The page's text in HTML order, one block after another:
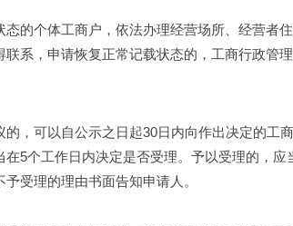
的个体工商户，依法办理经营场所、经营者
系，申请恢复正常记载状态的，工商行政管
可以自公示之日起30日内向作出决定的工
5个工作日内决定是否受理。予以受理的，应
受理的理由书面告知申请人。